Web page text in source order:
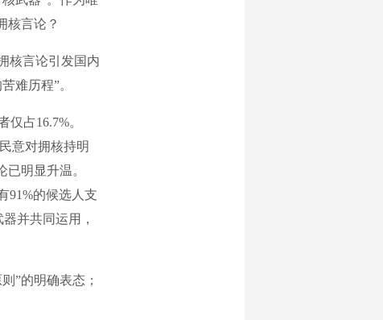
核言论？
核言论引发国内
难历程”。
占16.7%。
意对拥核持明
明显升温。
91%的候选人支
并共同运用，
”的明确表态；